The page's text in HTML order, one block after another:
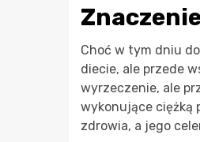
Choć w tym dniu
diecie, ale przede
wyrzeczenie, ale
wykonujące ciężką
zdrowia, a jego